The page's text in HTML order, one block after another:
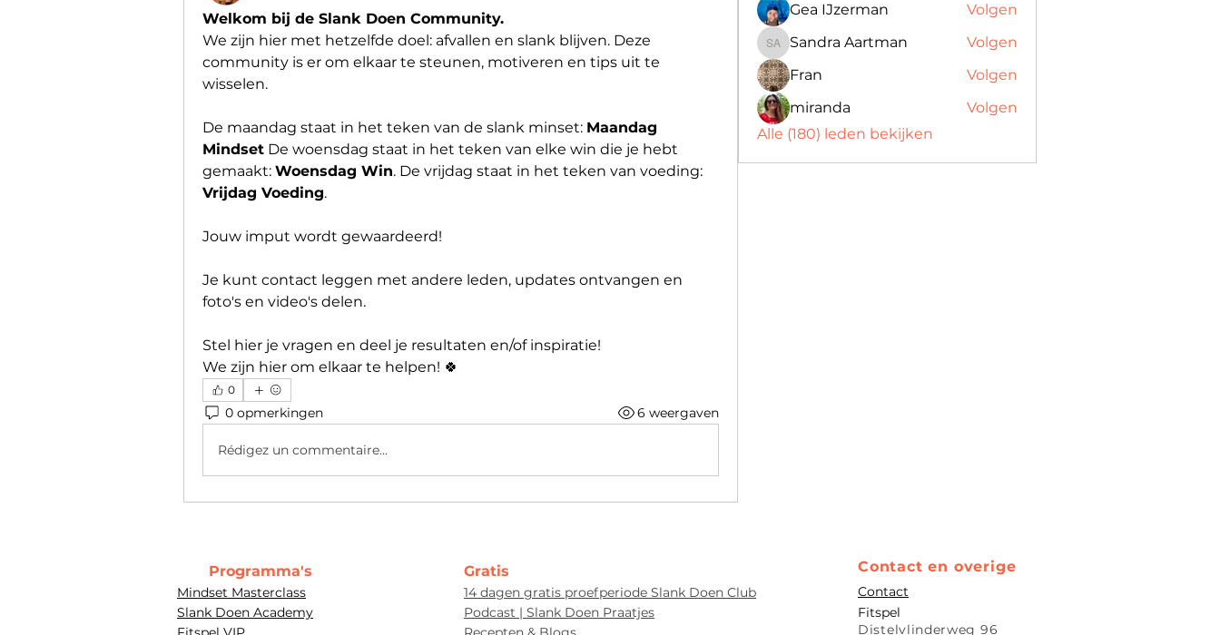
Welkom bij de Slank Doen Community.
We zijn hier met hetzelfde doel: afvallen en slank blijven. Deze
community is er om elkaar te steunen, motiveren en tips uit te
wisselen.
De maandag staat in het teken van de slank minset: Maandag
Mindset De woensdag staat in het teken van elke win die je hebt
gemaakt: Woensdag Win
Vrijdag Voeding.
Jouw imput wordt gewaardeerd!
Je kunt contact leggen met andere leden, updates ontvangen en
foto's en video's delen.
Stel hier je vragen en deel je resultaten en/of inspiratie!
We zijn hier om elkaar te helpen! 🍀
0
0 opmerkingen 6 weergaven
Rédigez un commentaire...
Gea IJzerman
Volgen
Sandra Aartman
Sandra Aartman
Volgen
Fran
Volgen
miranda
Volgen
Alle (180) leden bekijken
Gratis
14 dagen gratis proefperiode Slank Doen Club
Podcast | Slank Doen Praatjes
Contact en overige
Contact
Fitspel
Distelvlinderweg 96
Programma's
Mindset Masterclass
Slank Doen Academy